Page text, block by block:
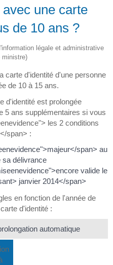
une carte
de 10 ans ?
légale et administrative
ministre)
carte d'identité d'une personne
de 10 à 15 ans.
d'identité est prolongée
5 ans supplémentaires si vous
les 2 conditions
span> :
span> au
sa délivrance
valide le
janvier 2014</span>
en fonction de l'année de
d'identité :
automatique